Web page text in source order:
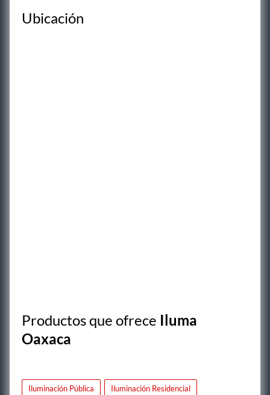
Ubicación
Productos que ofrece Iluma
Oaxaca
Iluminación Pública Iluminación Residencial